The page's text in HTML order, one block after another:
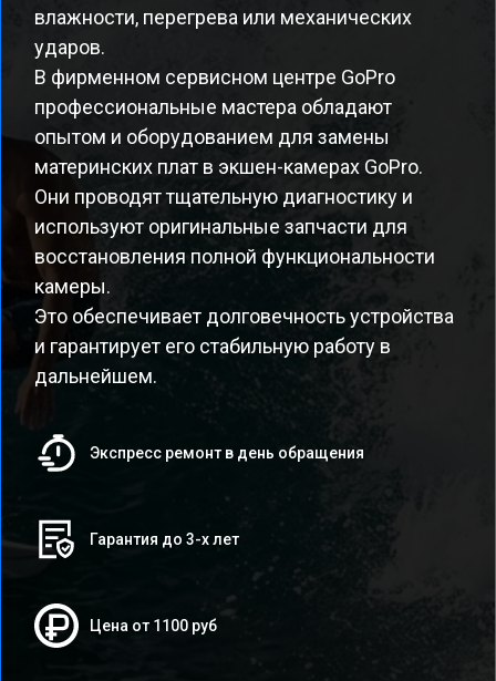
влажности, перегрева или механических
ударов.
В фирменном сервисном центре GoPro
профессиональные мастера обладают
опытом и оборудованием для замены
материнских плат в экшен-камерах GoPro.
Они проводят тщательную диагностику и
используют оригинальные запчасти для
восстановления полной функциональности
камеры.
Это обеспечивает долговечность устройства
и гарантирует его стабильную работу в
дальнейшем.
Экспресс ремонт в день обращения
Гарантия до 3-х лет
Цена от 1100 руб